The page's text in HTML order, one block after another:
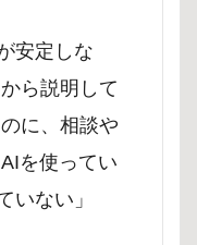
安定しな
ら説明して
に、相談や
を使ってい
いない」